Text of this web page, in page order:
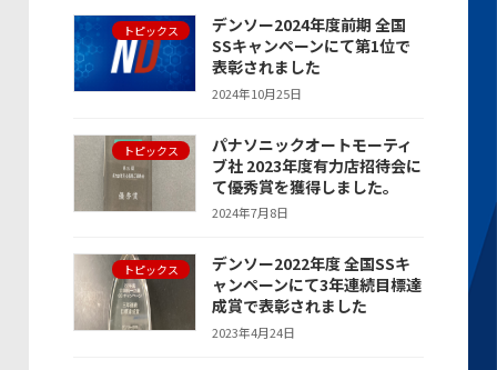
トピックス
デンソー2024年度前期 全国
SSキャンペーンにて第1位で
表彰されました
2024年10月25日
トピックス
パナソニックオートモーティ
ブ社 2023年度有力店招待会に
て優秀賞を獲得しました。
2024年7月8日
トピックス
デンソー2022年度 全国SSキ
ャンペーンにて3年連続目標達
成賞で表彰されました
2023年4月24日